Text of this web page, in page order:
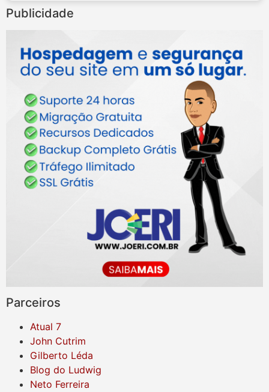
Publicidade
Parceiros
Atual 7
John Cutrim
Gilberto Léda
Blog do Ludwig
Neto Ferreira